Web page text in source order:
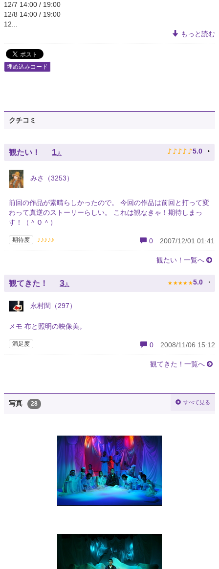
12/7 14:00 / 19:00
12/8 14:00 / 19:00
12...
もっと読む
埋め込みコード
クチコミ
観たい！ 1人 ♪ ♪ ♪ ♪ ♪ 5.0
みさ（3253）
前回の作品が素晴らしかったので。 今回の作品は前回と打って変
わって真逆のストーリーらしい。 これは観なきゃ！期待しまっ
す！（＾０＾）
期待度 ♪♪♪♪♪ 0 2007/12/01 01:41
観たい！一覧へ
観てきた！ 3 人 ★ ★ ★ ★ ★ 5.0
永村閏（297）
メモ 布と照明の映像美。
満足度 0 2008/11/06 15:12
観てきた！一覧へ
写真 28 すべて見る